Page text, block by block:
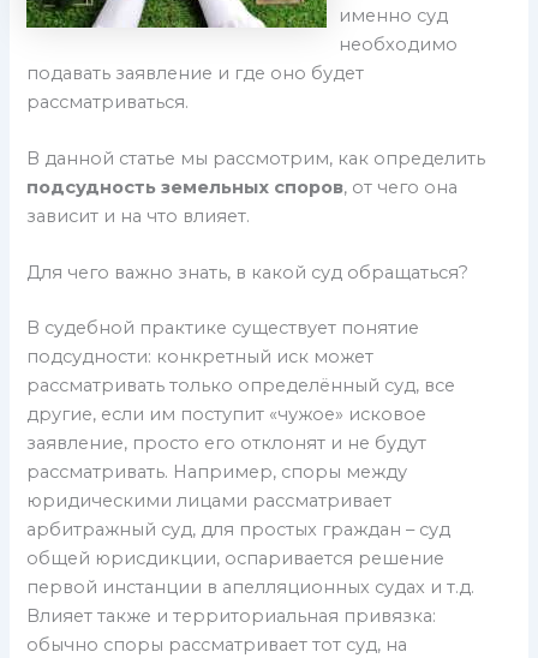
именно суд
необходимо
подавать заявление и где оно будет
рассматриваться.
В данной статье мы рассмотрим, как определить
подсудность земельных споров, от чего она
зависит и на что влияет.
Для чего важно знать, в какой суд обращаться?
В судебной практике существует понятие
подсудности: конкретный иск может
рассматривать только определённый суд, все
другие, если им поступит «чужое» исковое
заявление, просто его отклонят и не будут
рассматривать. Например, споры между
юридическими лицами рассматривает
арбитражный суд, для простых граждан – суд
общей юрисдикции, оспаривается решение
первой инстанции в апелляционных судах и т.д.
Влияет также и территориальная привязка:
обычно споры рассматривает тот суд, на